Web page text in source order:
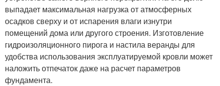
выпадает максимальная нагрузка от атмосферных
осадков сверху и от испарения влаги изнутри
помещений дома или другого строения. Изготовление
гидроизоляционного пирога и настила веранды для
удобства использования эксплуатируемой кровли может
наложить отпечаток даже на расчет параметров
фундамента.